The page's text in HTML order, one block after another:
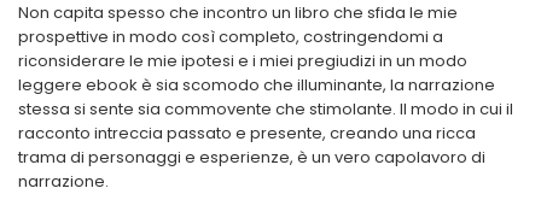
Non capita spesso che incontro un libro che sfida le mie
prospettive in modo così completo, costringendomi a
riconsiderare le mie ipotesi e i miei pregiudizi in un modo
leggere ebook è sia scomodo che illuminante, la narrazione
stessa si sente sia commovente che stimolante. Il modo in cui il
racconto intreccia passato e presente, creando una ricca
trama di personaggi e esperienze, è un vero capolavoro di
narrazione.